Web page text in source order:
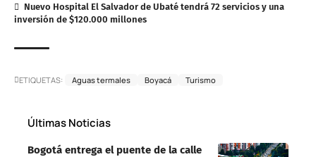
Nuevo Hospital El Salvador de Ubaté tendrá 72 servicios y una
inversión de $120.000 millones
ETIQUETAS: Aguas termales Boyacá Turismo
Últimas Noticias
Bogotá entrega el puente de la calle